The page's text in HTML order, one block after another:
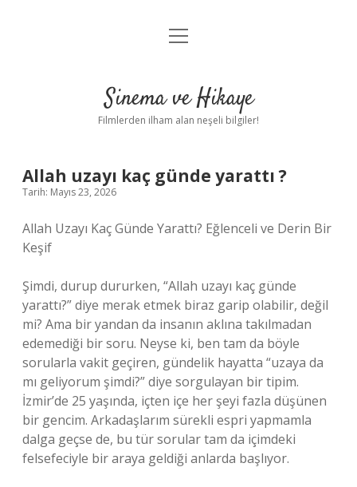
Gizlilik Politikası
Yasal Uyarı
menüyü
Sinema ve Hikaye
Filmlerden ilham alan neşeli bilgiler!
Allah uzayı kaç günde yarattı ?
Tarih: Mayıs 23, 2026
Allah Uzayı Kaç Günde Yarattı? Eğlenceli ve Derin Bir
Keşif
Şimdi, durup dururken, “Allah uzayı kaç günde
yarattı?” diye merak etmek biraz garip olabilir, değil
mi? Ama bir yandan da insanın aklına takılmadan
edemediği bir soru. Neyse ki, ben tam da böyle
sorularla vakit geçiren, gündelik hayatta “uzaya da
mı geliyorum şimdi?” diye sorgulayan bir tipim.
İzmir’de 25 yaşında, içten içe her şeyi fazla düşünen
bir gencim. Arkadaşlarım sürekli espri yapmamla
dalga geçse de, bu tür sorular tam da içimdeki
felsefeciyle bir araya geldiği anlarda başlıyor.